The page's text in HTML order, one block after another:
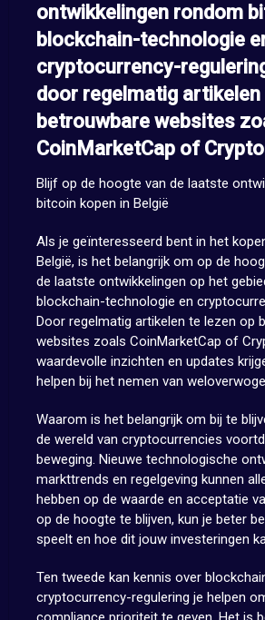
ontwikkelingen rondom
blockchain-technologie
cryptocurrency-
door regelmatig
betrouwbare websites
CoinMarketCap of
Blijf op de hoogte van de laatste
bitcoin kopen in België
Als je geïnteresseerd bent in het
België, is het belangrijk om op de
de laatste ontwikkelingen op het
blockchain-technologie en
Door regelmatig artikelen te lezen op
websites zoals CoinMarketCap of
waardevolle inzichten en updates
helpen bij het nemen van
Waarom is het belangrijk om bij te
de wereld van cryptocurrencies
beweging. Nieuwe technologische
markttrends en regelgeving kunnen
hebben op de waarde en acceptatie
op de hoogte te blijven, kun je beter
speelt en hoe dit jouw investeringen
Ten tweede kan kennis over
cryptocurrency-regulering je helpen